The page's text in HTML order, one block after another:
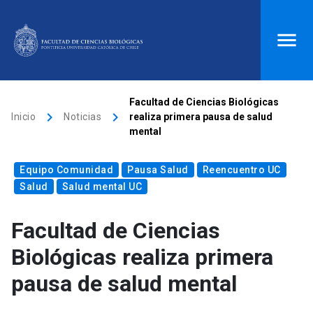
Biblioteca launch Donaciones launch
search
Inicio
Quiénes somos
Inicio keyboard_arrow_right Noticias keyboard_arrow_right
Facultad de Ciencias Biológicas
realiza primera pausa de salud
mental
Equipo Comunidad Pausa Salud
Reencuentro UC
Salud
Salud mental UC
Facultad de Ciencias
Biológicas realiza primera
pausa de salud mental